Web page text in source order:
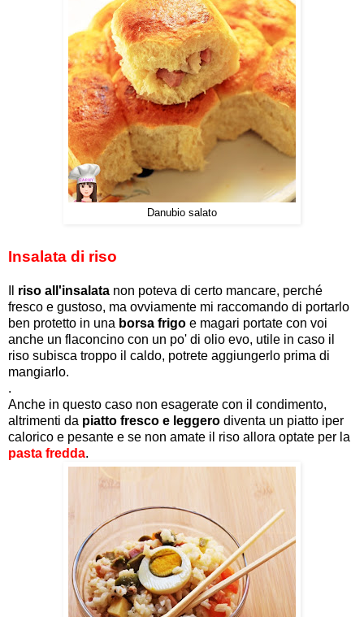
Danubio salato
Insalata di riso
riso all'insalata non poteva di certo mancare, perché
fresco e gustoso, ma ovviamente mi raccomando di portarlo
ben protetto in una borsa frigo e magari portate con voi
anche un flaconcino con un po' di olio evo, utile in caso il
riso subisca troppo il caldo, potrete aggiungerlo prima di
mangiarlo.
.
Anche in questo caso non esagerate con il condimento,
altrimenti da piatto fresco e leggero diventa un piatto iper
calorico e pesante e se non amate il riso allora optate per la
pasta fredda.